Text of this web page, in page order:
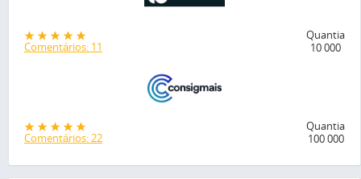
Comentários: 11
Quantia
10 000
Comentários: 22
Quantia
100 000